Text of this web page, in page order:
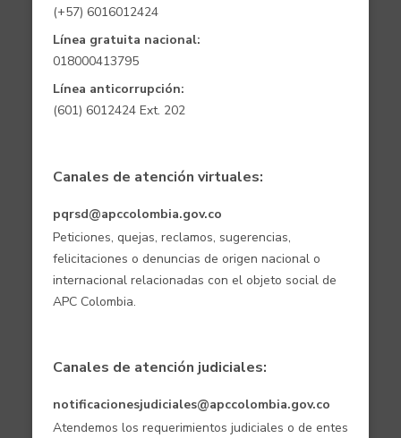
(+57) 6016012424
Línea gratuita nacional:
018000413795
Línea anticorrupción:
(601) 6012424 Ext. 202
Canales de atención virtuales:
pqrsd@apccolombia.gov.co
Peticiones, quejas, reclamos, sugerencias,
felicitaciones o denuncias de origen nacional o
internacional relacionadas con el objeto social de
APC Colombia.
Canales de atención judiciales:
notificacionesjudiciales@apccolombia.gov.co
Atendemos los requerimientos judiciales o de entes